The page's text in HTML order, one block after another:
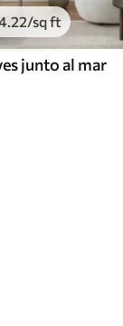
.22/sq ft
junto al mar